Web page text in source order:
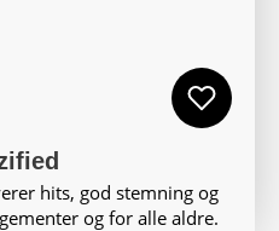
hits, god stemning og
og for alle aldre.